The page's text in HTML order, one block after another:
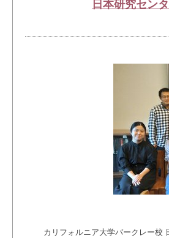
日本研究セン
カリフォルニア大学バークレー校